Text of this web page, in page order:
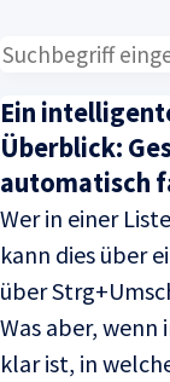
Ein
Überblick:
automatisch
Wer in einer
kann dies über
über
Was aber,
klar ist, in